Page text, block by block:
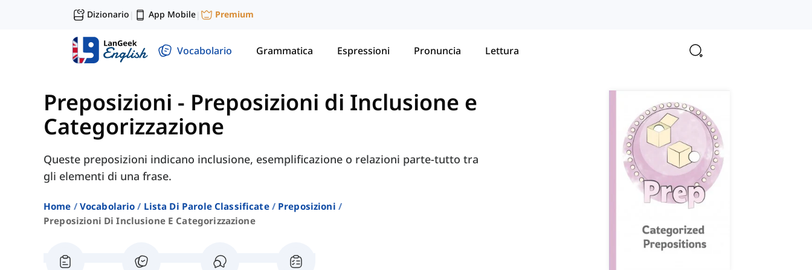
Dizionario | App Mobile| Premium
Vocabolario Grammatica Espressioni Pronuncia Lettura
Preposizioni - Preposizioni di Inclusione e
Categorizzazione
Queste preposizioni indicano inclusione, esemplificazione o relazioni parte-tutto tra
gli elementi di una frase.
Home Vocabolario Lista Di Parole Classificate
Preposizioni
Preposizioni Di Inclusione E Categorizzazione